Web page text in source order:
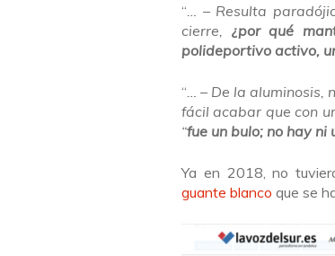
“ … – Resulta
cierre, ¿por qué
polideportivo activo,
“ … – De la aluminosis,
fácil acabar que con
“fue un bulo; no hay
Ya en 2018, no
guante blanco que se